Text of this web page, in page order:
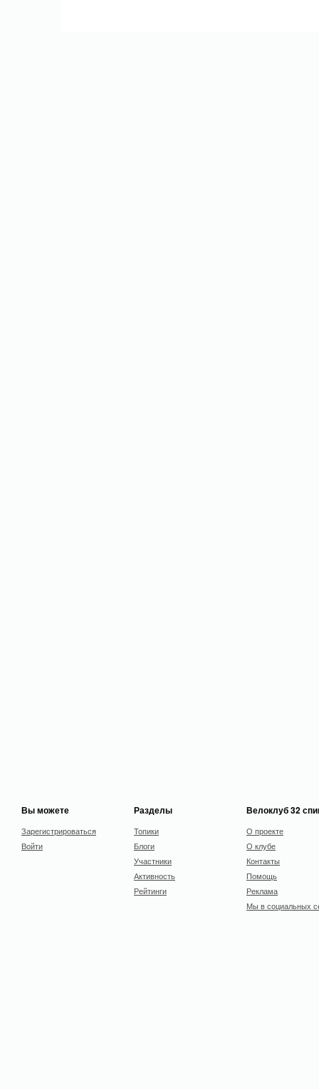
Вы можете
Зарегистрироваться
Войти
Разделы
Топики
Блоги
Участники
Активность
Рейтинги
Велоклуб 32
О проекте
О клубе
Контакты
Помощь
Реклама
Мы в социальных